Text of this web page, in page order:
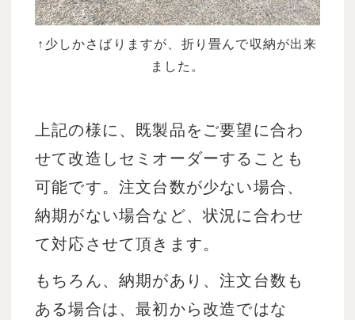
↑少しかさばりますが、折り畳んで収納が出来
ました。
上記の様に、既製品をご要望に合わ
せて改造しセミオーダーすることも
可能です。注文台数が少ない場合、
納期がない場合など、状況に合わせ
て対応させて頂きます。
もちろん、納期があり、注文台数も
ある場合は、最初から改造ではな